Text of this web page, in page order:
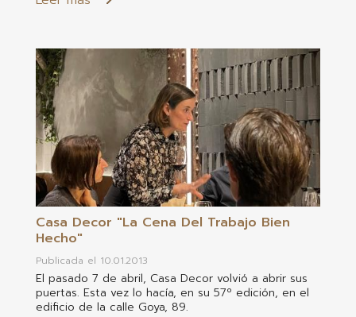
Casa Decor "La Cena Del Trabajo Bien
Hecho"
Publicada el 10.01.2013
El pasado 7 de abril, Casa Decor volvió a abrir sus
puertas. Esta vez lo hacía, en su 57º edición, en el
edificio de la calle Goya, 89.